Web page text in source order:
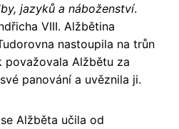
jazyků a náboženství.
VIII. Alžbětina
nastoupila na trůn
považovala Alžbětu za
panování a uvěznila ji.
Alžběta učila od